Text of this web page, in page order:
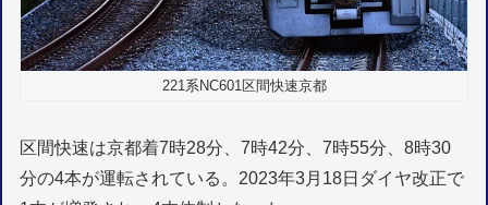
221系NC601区間快速京都
区間快速は京都着7時28分、7時42分、7時55分、8時30
分の4本が運転されている。2023年3月18日ダイヤ改正で